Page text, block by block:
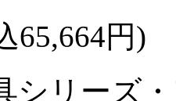
65,664円)
シリーズ